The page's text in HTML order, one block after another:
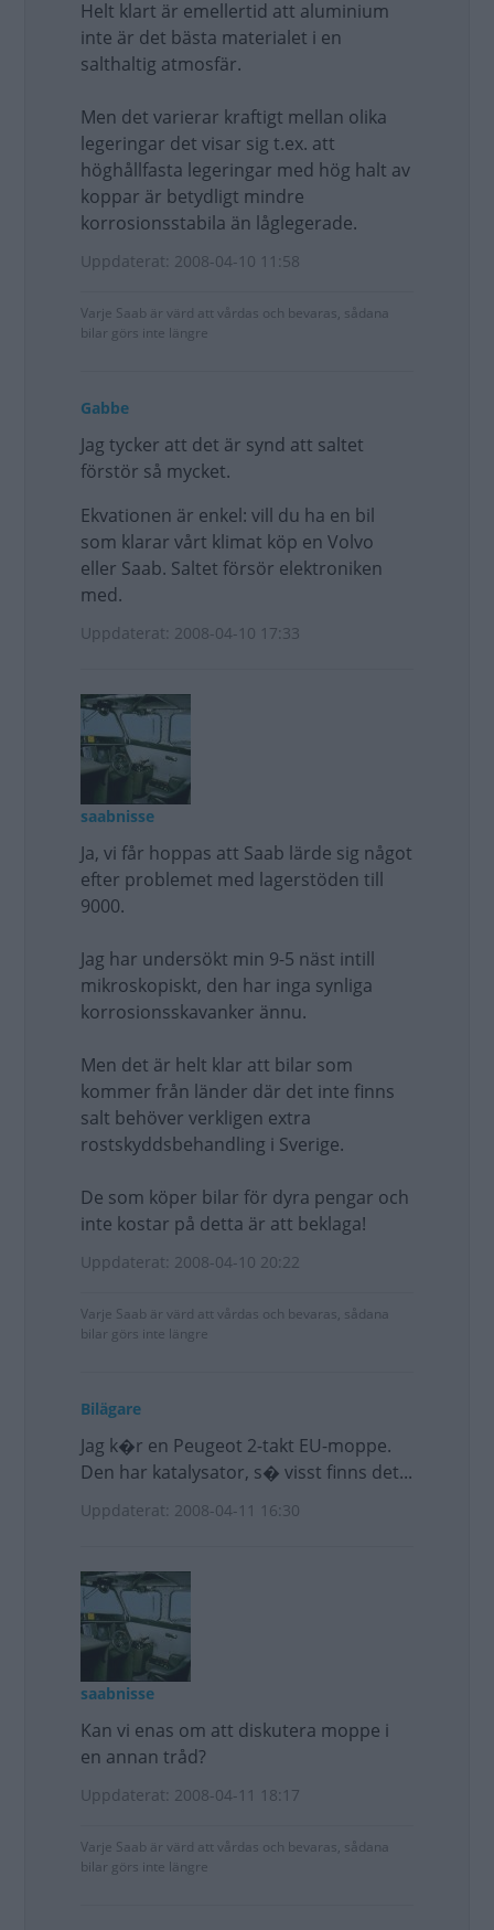
Helt klart är emellertid att aluminium
inte är det bästa materialet i en
salthaltig atmosfär.
Men det varierar kraftigt mellan olika
legeringar det visar sig t.ex. att
höghållfasta legeringar med hög halt av
koppar är betydligt mindre
korrosionsstabila än låglegerade.
Uppdaterat: 2008-04-10 11:58
Varje Saab är värd att vårdas och bevaras, sådana
bilar görs inte längre
Gabbe
Jag tycker att det är synd att saltet
förstör så mycket.
Ekvationen är enkel: vill du ha en bil
som klarar vårt klimat köp en Volvo
eller Saab. Saltet försör elektroniken
med.
Uppdaterat: 2008-04-10 17:33
saabnisse
Ja, vi får hoppas att Saab lärde sig något
efter problemet med lagerstöden till
9000.
Jag har undersökt min 9-5 näst intill
mikroskopiskt, den har inga synliga
korrosionsskavanker ännu.
Men det är helt klar att bilar som
kommer från länder där det inte finns
salt behöver verkligen extra
rostskyddsbehandling i Sverige.
De som köper bilar för dyra pengar och
inte kostar på detta är att beklaga!
Uppdaterat: 2008-04-10 20:22
Varje Saab är värd att vårdas och bevaras, sådana
bilar görs inte längre
Bilägare
Jag k�r en Peugeot 2-takt EU-moppe.
Den har katalysator, s� visst finns det...
Uppdaterat: 2008-04-11 16:30
saabnisse
Kan vi enas om att diskutera moppe i
en annan tråd?
Uppdaterat: 2008-04-11 18:17
Varje Saab är värd att vårdas och bevaras, sådana
bilar görs inte längre